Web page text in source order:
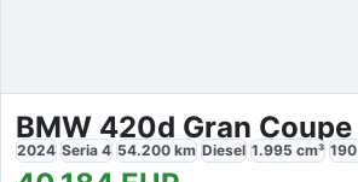
BMW 420d Gran Coupe
2024 Seria 4 54.200 km Diesel 1.995 cm³ 190